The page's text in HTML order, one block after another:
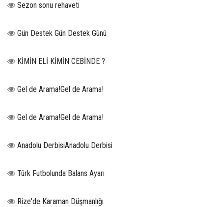
Sezon sonu rehaveti
Gün Destek Gün Destek Günü
KİMİN ELİ KİMİN CEBİNDE ?
Gel de Arama!Gel de Arama!
Gel de Arama!Gel de Arama!
Anadolu DerbisiAnadolu Derbisi
Türk Futbolunda Balans Ayarı
Rize'de Karaman Düşmanlığı